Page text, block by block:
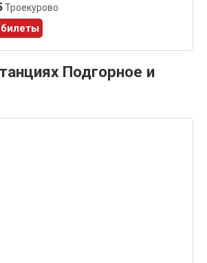
Троекурово
билеты
Подгорное и